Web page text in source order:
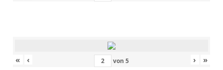
« ‹ von 5 › »